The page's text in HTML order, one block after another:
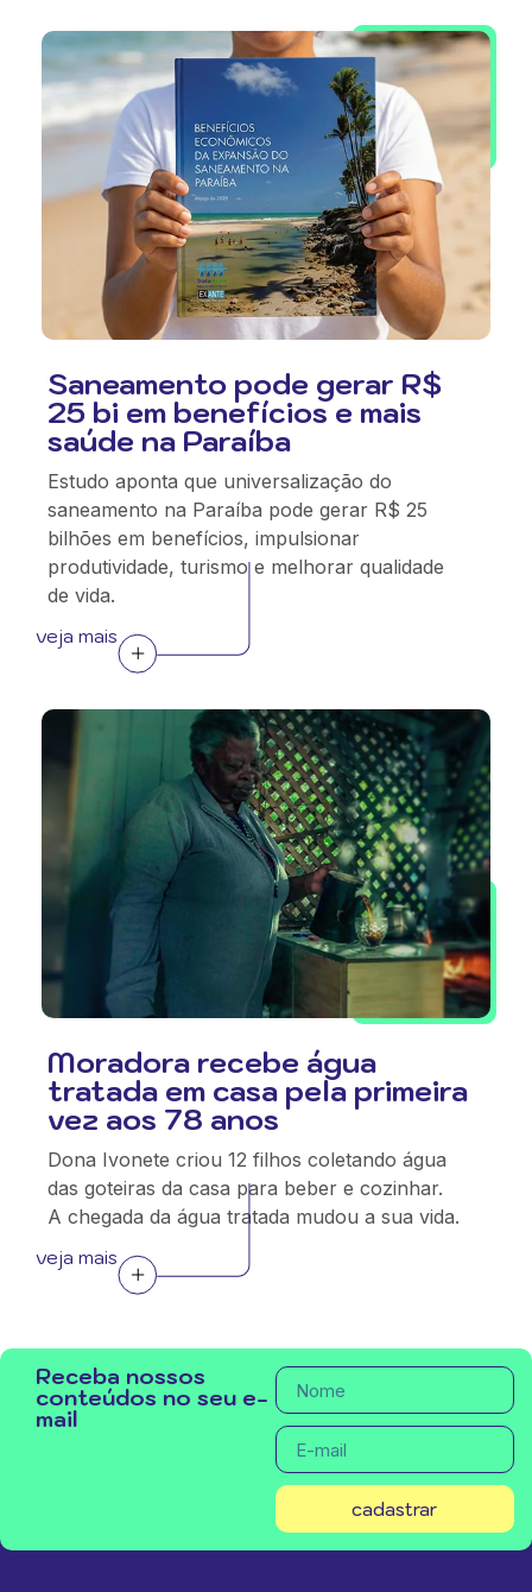
Saneamento pode gerar R$
25 bi em benefícios e mais
saúde na Paraíba
Estudo aponta que universalização do
saneamento na Paraíba pode gerar R$ 25
bilhões em benefícios, impulsionar
produtividade, turismo e melhorar qualidade
de vida.
veja mais
Moradora recebe água
tratada em casa pela primeira
vez aos 78 anos
Dona Ivonete criou 12 filhos coletando água
das goteiras da casa para beber e cozinhar.
A chegada da água tratada mudou a sua vida.
veja mais
Receba nossos
conteúdos no seu e-
mail
cadastrar